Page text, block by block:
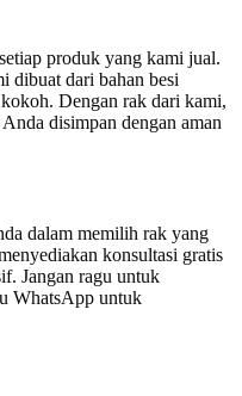
produk yang kami jual.
dibuat dari bahan besi
Dengan rak dari kami,
disimpan dengan aman
dalam memilih rak yang
konsultasi gratis
Jangan ragu untuk
WhatsApp untuk